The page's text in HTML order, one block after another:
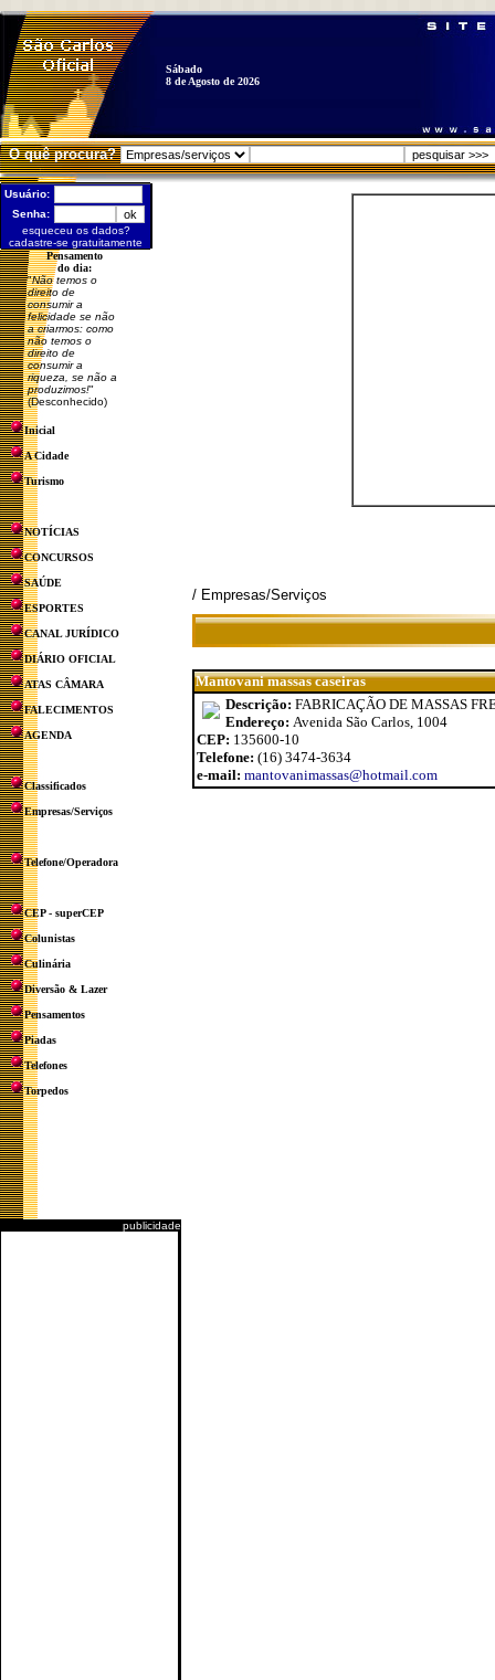
Sábado
8 de Agosto de 2026
O quê procura?
Usuário:
Senha:
esqueceu os dados?
cadastre-se gratuitamente
Pensamento
do dia:
"Não temos o
direito de
consumir a
felicidade se não
a criarmos: como
não temos o
direito de
consumir a
riqueza, se não a
produzimos!"
(Desconhecido)
Inicial
A Cidade
Turismo
NOTÍCIAS
CONCURSOS
SAÚDE
ESPORTES
CANAL JURÍDICO
DIÁRIO OFICIAL
ATAS CÂMARA
FALECIMENTOS
AGENDA
Classificados
Empresas/Serviços
Telefone/Operadora
CEP - superCEP
Colunistas
Culinária
Diversão & Lazer
Pensamentos
Piadas
Telefones
Torpedos
publicidade
/ Empresas/Serviços
Mantovani massas caseiras
Descrição: FABRICAÇÃO DE MASSAS
Endereço: Avenida São Carlos, 1004
CEP: 135600-10
Telefone: (16) 3474-3634
e-mail: mantovanimassas@hotmail.com